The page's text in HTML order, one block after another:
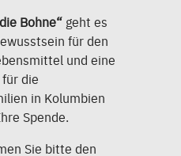
Bohne“ geht es
für den
und eine
die
in Kolumbien
Spende.
Sie bitte den